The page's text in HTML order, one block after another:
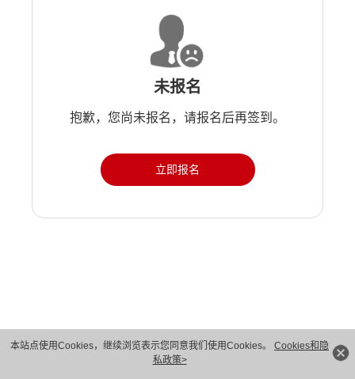
本站点使用Cookies，继续浏览表示您同意我们使用Cookies。 Cookies和隐
私政策>
未报名
抱歉，您尚未报名，请报名后再签到。
立即报名
版权所有 © 华为技术有限公司 1998-2026。 保留一切权利。粤A2-20044005号
隐私保护
法律声明